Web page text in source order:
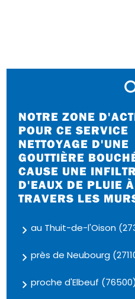
NOTRE ZONE
POUR CE SERVICE
NETTOYAGE D'UNE
GOUTTIÈRE
CAUSE UNE
D'EAUX DE PLUIE À
TRAVERS LES
au Thuit-de-l'Oison
près de Neubourg
proche d'Elbeuf